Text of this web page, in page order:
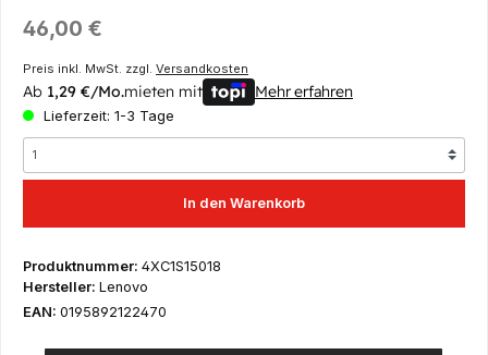
Regulärer Preis:
46,00 €
Preis inkl. MwSt. zzgl. Versandkosten
Ab 1,29 €/Mo.mieten mit Mehr erfahren
Lieferzeit: 1-3 Tage
In den Warenkorb
Produktnummer: 4XC1S15018
Hersteller: Lenovo
EAN: 0195892122470